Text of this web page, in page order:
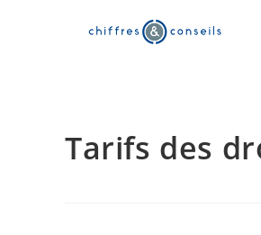
Tarifs des